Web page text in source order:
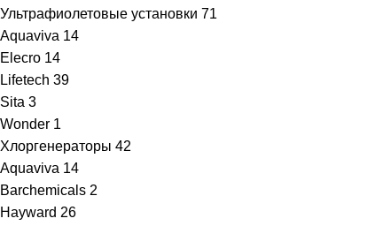
Ультрафиолетовые установки 71
Aquaviva 14
Elecro 14
Lifetech 39
Sita 3
Wonder 1
Хлоргенераторы 42
Aquaviva 14
Barchemicals 2
Hayward 26